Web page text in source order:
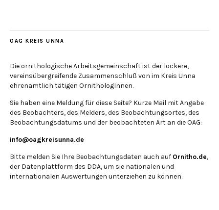
OAG KREIS UNNA
Die ornithologische Arbeitsgemeinschaft ist der lockere,
vereinsübergreifende Zusammenschluß von im Kreis Unna
ehrenamtlich tätigen OrnithologInnen.
Sie haben eine Meldung für diese Seite? Kurze Mail mit Angabe
des Beobachters, des Melders, des Beobachtungsortes, des
Beobachtungsdatums und der beobachteten Art an die OAG:
info@oagkreisunna.de
Bitte melden Sie Ihre Beobachtungsdaten auch auf Ornitho.de,
der Datenplattform des DDA, um sie nationalen und
internationalen Auswertungen unterziehen zu können.